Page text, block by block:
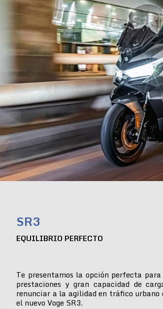
SR3
EQUILIBRIO PERFECTO
Te presentamos la opción perfecta
prestaciones y gran capacidad de
renunciar a la agilidad en tráfico urbano
el nuevo Voge SR3.